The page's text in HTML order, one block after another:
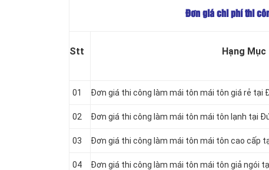
Đơn giá chi phí thi
Stt Hạng Mục
01 Đơn giá thi công làm mái tôn mái tôn giá rẻ tại
02 Đơn giá thi công làm mái tôn mái tôn lạnh tại
03 Đơn giá thi công làm mái tôn mái tôn cao cấp
04 Đơn giá thi công làm mái tôn mái tôn giả ngói